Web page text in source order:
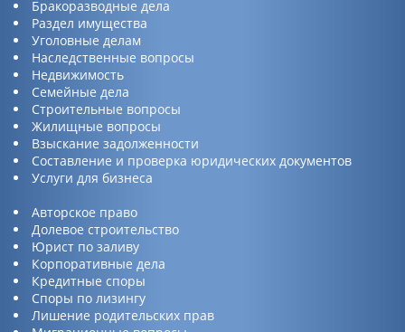
Бракоразводные дела
Раздел имущества
Уголовные делам
Наследственные вопросы
Недвижимость
Семейные дела
Строительные вопросы
Жилищные вопросы
Взыскание задолженности
Составление и проверка юридических документов
Услуги для бизнеса
Авторское право
Долевое строительство
Юрист по заливу
Корпоративные дела
Кредитные споры
Споры по лизингу
Лишение родительских прав